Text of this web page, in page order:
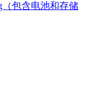
（包含电池和存储